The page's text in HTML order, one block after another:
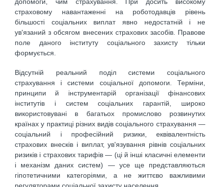
страховому навантаженні на роботодавців рівень
більшості соціальних виплат явно недостатній і не
ув'язаний з обсягом внесених страхових засобів. Правове
поле даного інституту соціального захисту тільки
формується.
Відсутній реальний поділ системи соціального
страхування і системи соціальної допомоги. Терміни,
принципи й інструментарій організації фінансових
інститутів і систем соціальних гарантій, широко
використовувані в багатьох промислово розвинутих
країнах у практиці різних видів соціального страхування —
соціальний і професійний ризики, еквівалентність
страхових внесків і виплат, ув'язування рівнів соціальних
ризиків і страхових тарифів — (ці й інші класичні елементи
і механізм даних систем) — усе ще представляються
гіпотетичними категоріями, а не життєво важливими